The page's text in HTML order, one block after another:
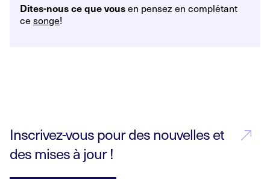
Dites-nous ce que vousen pensez en complétant
ce songe!
Inscrivez-vous pour des nouvelles et
des mises à jour !